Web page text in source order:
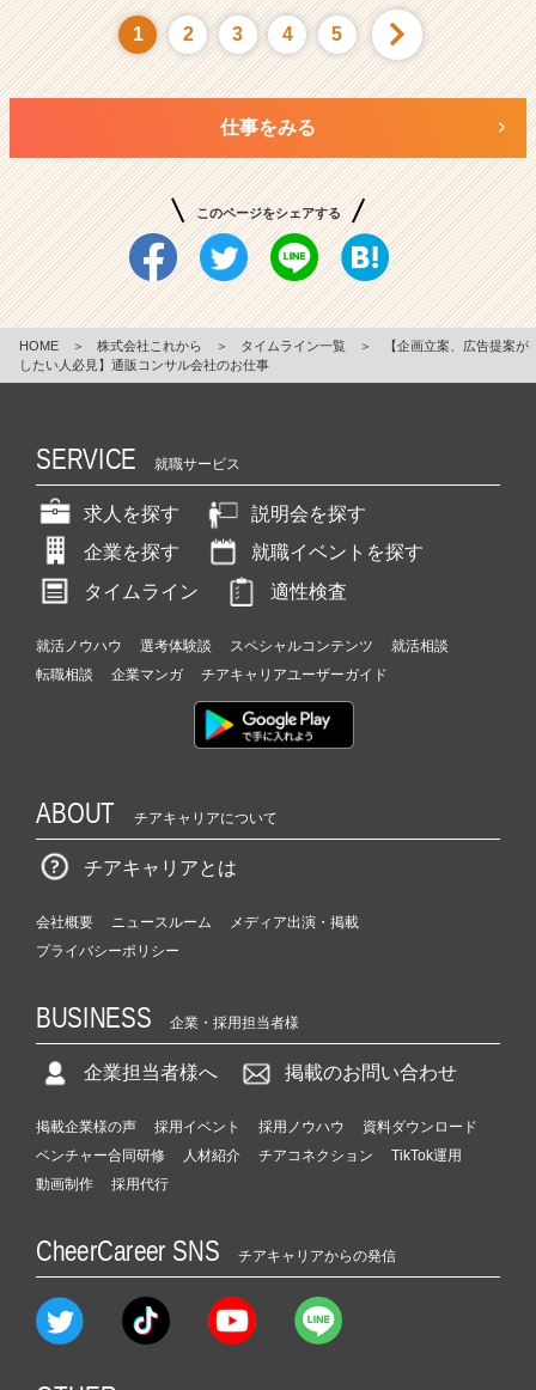
1 2 3 4 5
仕事をみる
このページをシェアする
HOME ＞ 株式会社これから ＞ タイムライン一覧 ＞
【企画立案、広告提案が
したい人必見】通販コンサル会社のお仕事
SERVICE 就職サービス
求人を探す
説明会を探す
企業を探す
就職イベントを探す
タイムライン
適性検査
就活ノウハウ 選考体験談 スペシャルコンテンツ
就活相談
転職相談
企業マンガ チアキャリアユーザーガイド
ABOUT チアキャリアについて
チアキャリアとは
会社概要 ニュースルーム
メディア出演・掲載
プライバシーポリシー
BUSINESS 企業・採用担当者様
企業担当者様へ 掲載のお問い合わせ
掲載企業様の声 採用イベント 採用ノウハウ
資料ダウンロード
ベンチャー合同研修
人材紹介 チアコネクション
TikTok運用
動画制作
採用代行
CheerCareer SNS チアキャリアからの発信